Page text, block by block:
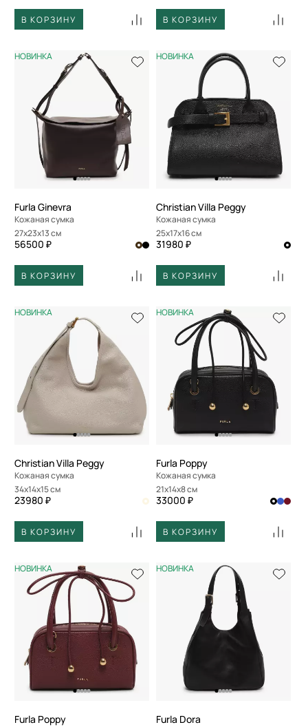
В КОРЗИНУ В КОРЗИНУ
НОВИНКА
Furla Ginevra
Кожаная сумка
27x23x13 см
56500 ₽
В КОРЗИНУ
НОВИНКА
Christian Villa Peggy
Кожаная сумка
25x17x16 см
31980 ₽
В КОРЗИНУ
НОВИНКА
Christian Villa Peggy
Кожаная сумка
34x14x15 см
23980 ₽
В КОРЗИНУ
НОВИНКА
Furla Poppy
Кожаная сумка
21x14x8 см
33000 ₽
В КОРЗИНУ
НОВИНКА
Furla Poppy
НОВИНКА
Furla Dora